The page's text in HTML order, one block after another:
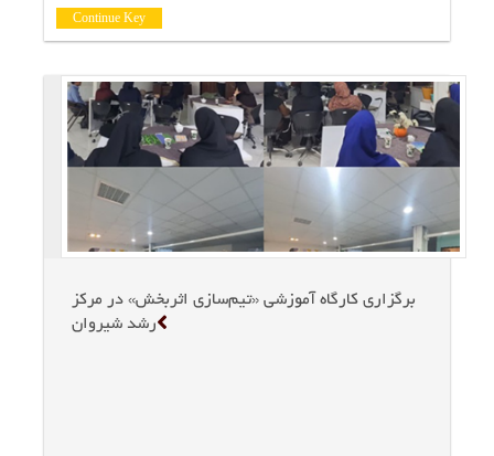
Continue Key
برگزاری كارگاه آموزشی «تیم‌سازی اثربخش» در مركز
رشد شیروان